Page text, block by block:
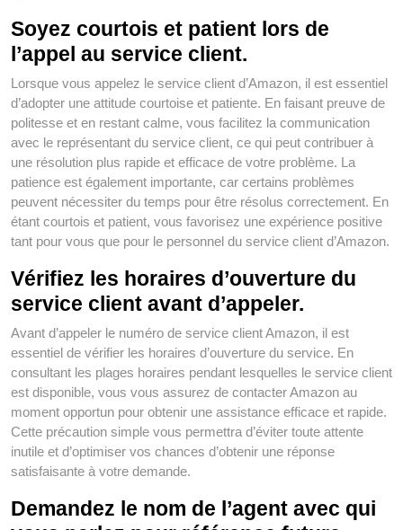
Soyez courtois et patient lors de
l’appel au service client.
Lorsque vous appelez le service client d’Amazon, il est essentiel
d’adopter une attitude courtoise et patiente. En faisant preuve de
politesse et en restant calme, vous facilitez la communication
avec le représentant du service client, ce qui peut contribuer à
une résolution plus rapide et efficace de votre problème. La
patience est également importante, car certains problèmes
peuvent nécessiter du temps pour être résolus correctement. En
étant courtois et patient, vous favorisez une expérience positive
tant pour vous que pour le personnel du service client d’Amazon.
Vérifiez les horaires d’ouverture du
service client avant d’appeler.
Avant d’appeler le numéro de service client Amazon, il est
essentiel de vérifier les horaires d’ouverture du service. En
consultant les plages horaires pendant lesquelles le service client
est disponible, vous vous assurez de contacter Amazon au
moment opportun pour obtenir une assistance efficace et rapide.
Cette précaution simple vous permettra d’éviter toute attente
inutile et d’optimiser vos chances d’obtenir une réponse
satisfaisante à votre demande.
Demandez le nom de l’agent avec qui